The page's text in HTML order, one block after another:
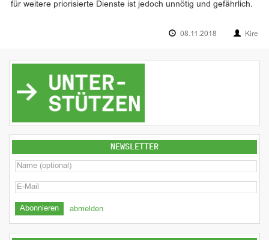
für weitere priorisierte Dienste ist jedoch unnötig und gefährlich.
08.11.2018 Kire
NEWSLETTER
abmelden